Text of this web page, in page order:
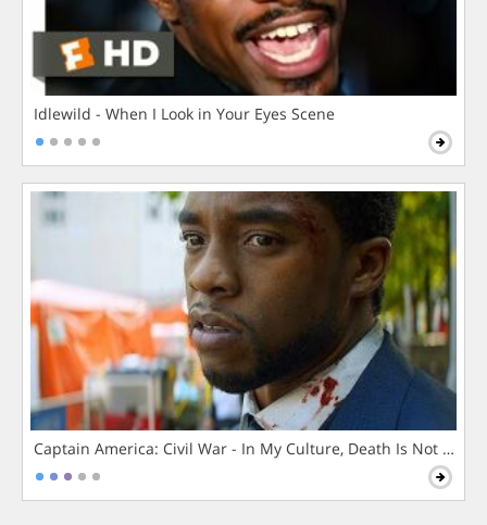
Idlewild - When I Look in Your Eyes Scene
Captain America: Civil War - In My Culture, Death Is Not The